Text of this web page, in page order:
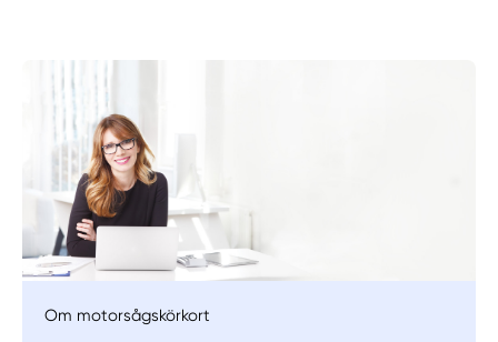
Om motorsågskörkort